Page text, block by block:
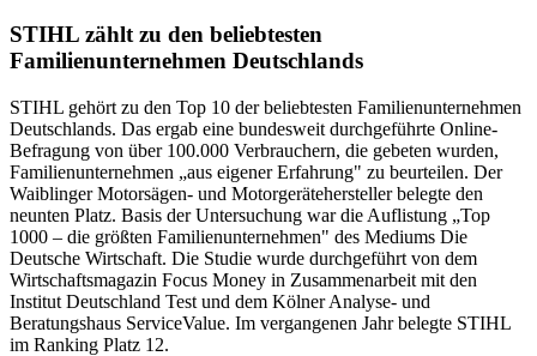
STIHL zählt zu den beliebtesten
Familienunternehmen Deutschlands
STIHL gehört zu den Top 10 der beliebtesten Familienunternehmen
Deutschlands. Das ergab eine bundesweit durchgeführte Online-
Befragung von über 100.000 Verbrauchern, die gebeten wurden,
Familienunternehmen „aus eigener Erfahrung" zu beurteilen. Der
Waiblinger Motorsägen- und Motorgerätehersteller belegte den
neunten Platz. Basis der Untersuchung war die Auflistung „Top
1000 – die größten Familienunternehmen" des Mediums Die
Deutsche Wirtschaft. Die Studie wurde durchgeführt von dem
Wirtschaftsmagazin Focus Money in Zusammenarbeit mit den
Institut Deutschland Test und dem Kölner Analyse- und
Beratungshaus ServiceValue. Im vergangenen Jahr belegte STIHL
im Ranking Platz 12.